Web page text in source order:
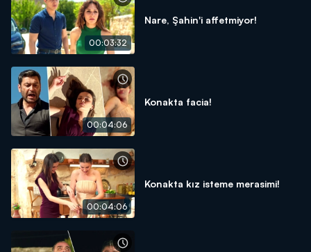
00:03:32
Nare, Şahin'i affetmiyor!
00:04:06
Konakta facia!
00:04:06
Konakta kız isteme merasimi!